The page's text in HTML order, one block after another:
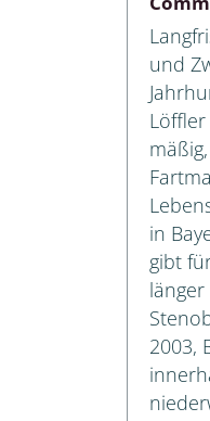
Neuropterida:
Megaloptera,
Hymenoptera: Symphyta
Arachnida:
Lumbricidae &
Coleoptera:
und
in
gibt
2003,